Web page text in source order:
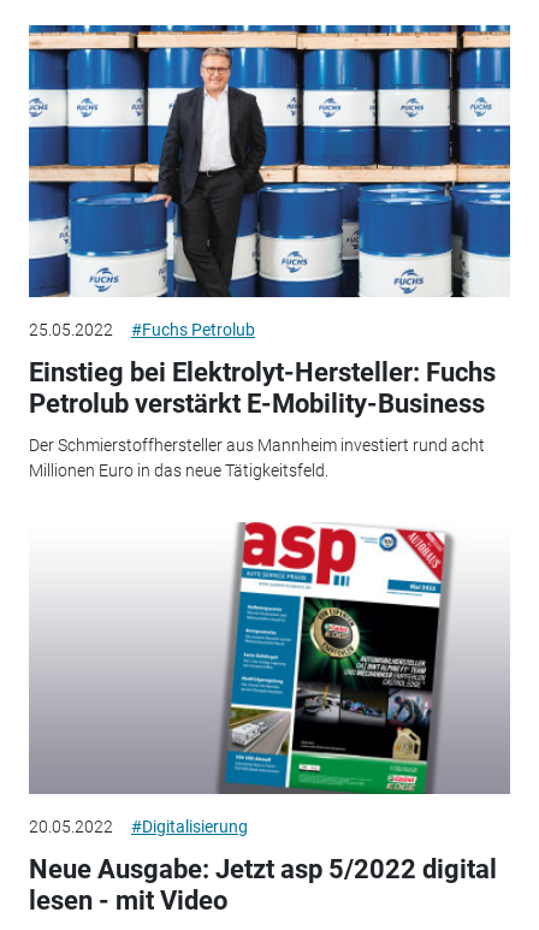
25.05.2022 #Fuchs Petrolub
Einstieg bei Elektrolyt-Hersteller: Fuchs
Petrolub verstärkt E-Mobility-Business
Der Schmierstoffhersteller aus Mannheim investiert rund acht
Millionen Euro in das neue Tätigkeitsfeld.
20.05.2022 #Digitalisierung
Neue Ausgabe: Jetzt asp 5/2022 digital
lesen - mit Video